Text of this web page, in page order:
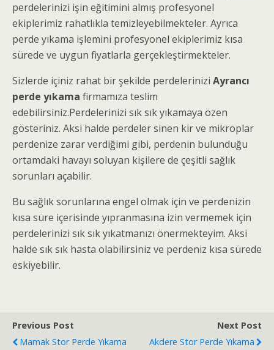
perdelerinizi işin eğitimini almış profesyonel
ekiplerimiz rahatlıkla temizleyebilmekteler. Ayrıca
perde yıkama işlemini profesyonel ekiplerimiz kısa
sürede ve uygun fiyatlarla gerçekleştirmekteler.
Sizlerde içiniz rahat bir şekilde perdelerinizi Ayrancı
perde yıkama firmamıza teslim
edebilirsiniz.Perdelerinizi sık sık yıkamaya özen
gösteriniz. Aksi halde perdeler sinen kir ve mikroplar
perdenize zarar verdiğimi gibi, perdenin bulunduğu
ortamdaki havayı soluyan kişilere de çeşitli sağlık
sorunları açabilir.
Bu sağlık sorunlarına engel olmak için ve perdenizin
kısa süre içerisinde yıpranmasına izin vermemek için
perdelerinizi sık sık yıkatmanızı önermekteyim. Aksi
halde sık sık hasta olabilirsiniz ve perdeniz kısa sürede
eskiyebilir.
Previous Post
Mamak Stor Perde Yıkama
Next Post
Akdere Stor Perde Yıkama